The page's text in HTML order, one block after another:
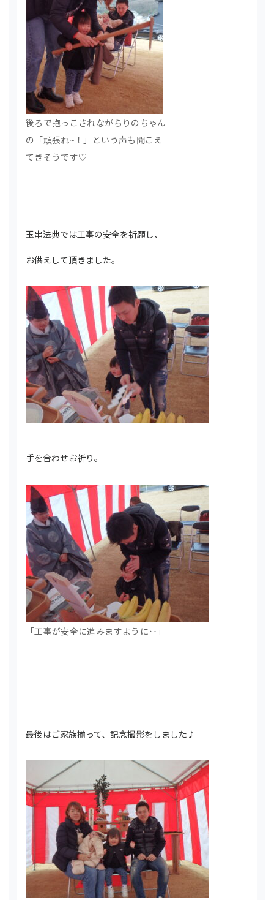
後ろで抱っこされながらりのちゃん
の「頑張れ~！」という声も聞こえ
てきそうです♡
玉串法典では工事の安全を祈願し、
お供えして頂きました。
手を合わせお祈り。
「工事が安全に進みますように‥」
最後はご家族揃って、記念撮影をしました♪